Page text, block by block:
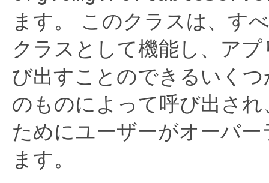
ます。
このクラスは、す
クラスとして機能し、ア
び出すことのできるいく
のものによって呼び出さ
ためにユーザーがオーバ
ます。